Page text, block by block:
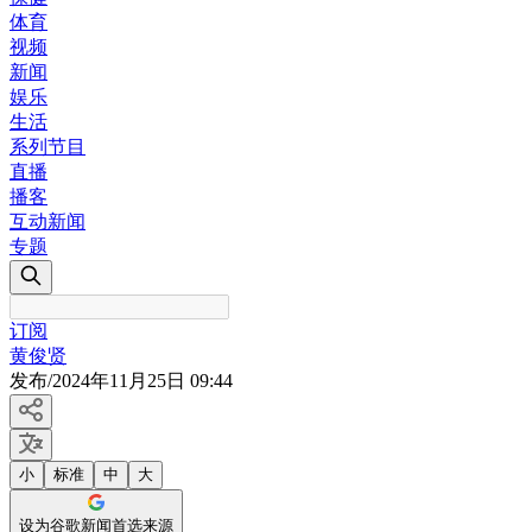
体育
视频
新闻
娱乐
生活
系列节目
直播
播客
互动新闻
专题
订阅
黄俊贤
发布/2024年11月25日 09:44
小 标准 中 大
设为谷歌新闻首选来源